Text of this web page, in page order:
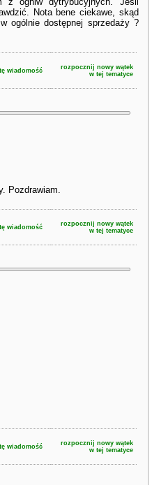
Nota bene ciekawe, skąd
ogólnie dostępnej sprzedaży ?
wiadomość
rozpocznij nowy wątek
w tej tematyce
Pozdrawiam.
wiadomość
rozpocznij nowy wątek
w tej tematyce
wiadomość
rozpocznij nowy wątek
w tej tematyce